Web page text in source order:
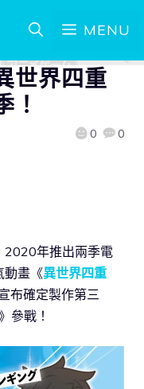
MENU
世界四重
！
0 0
2020年推出兩季電
動畫《異世界四重
布確定製作第三
參戰！